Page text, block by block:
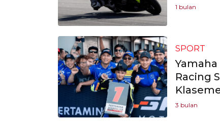
1 bulan
SPORT
Racing
3 bulan